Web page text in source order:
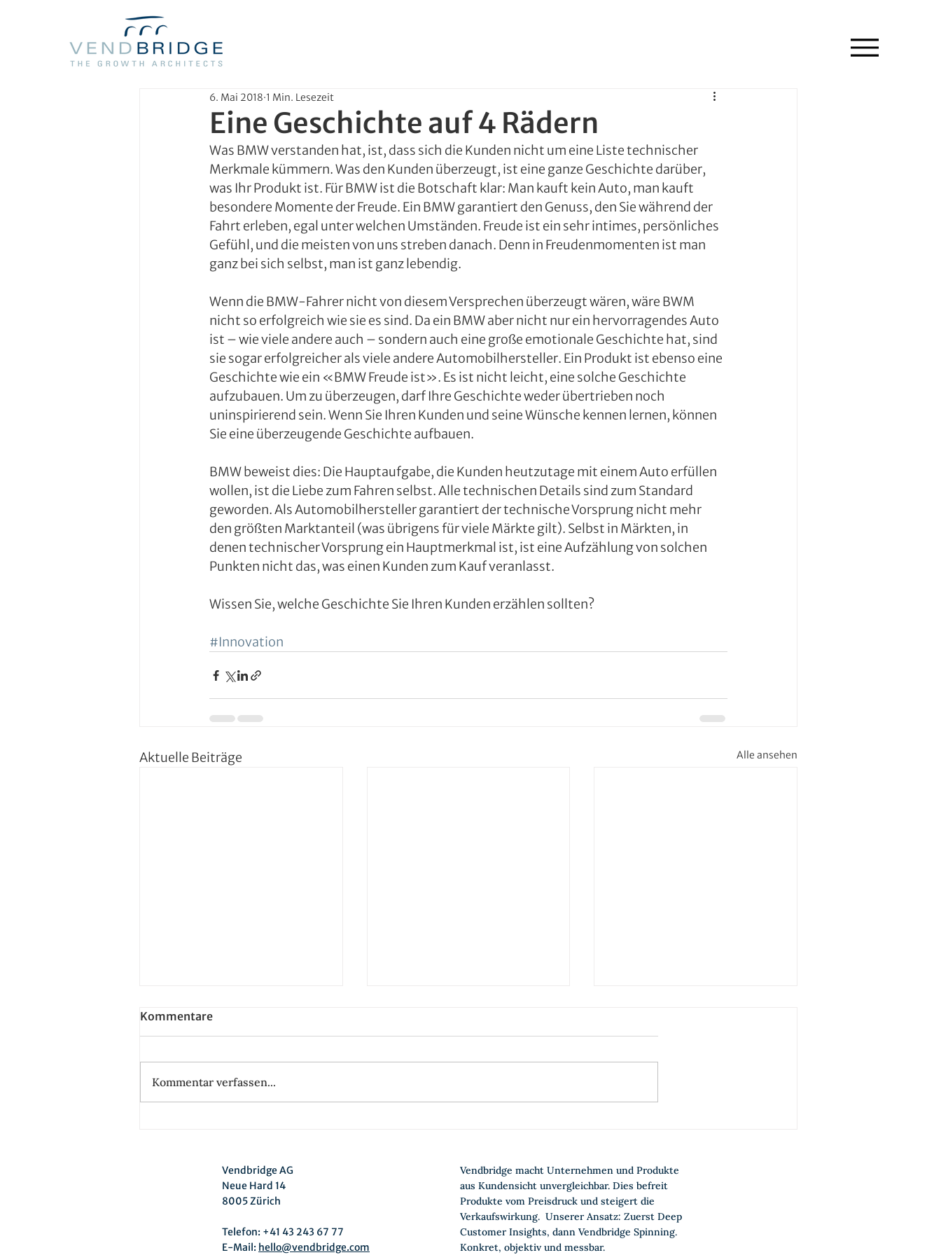
Eine Geschichte auf 4 Rädern
6. Mai 2018 1 Min. Lesezeit
Was BMW verstanden hat, ist, dass sich die Kunden nicht um eine Liste technischer
Merkmale kümmern. Was den Kunden überzeugt, ist eine ganze Geschichte darüber,
was Ihr Produkt ist. Für BMW ist die Botschaft klar: Man kauft kein Auto, man kauft
besondere Momente der Freude. Ein BMW garantiert den Genuss, den Sie während der
Fahrt erleben, egal unter welchen Umständen. Freude ist ein sehr intimes, persönliches
Gefühl, und die meisten von uns streben danach. Denn in Freudenmomenten ist man
ganz bei sich selbst, man ist ganz lebendig.
Wenn die BMW-Fahrer nicht von diesem Versprechen überzeugt wären, wäre BWM
nicht so erfolgreich wie sie es sind. Da ein BMW aber nicht nur ein hervorragendes Auto
ist – wie viele andere auch – sondern auch eine große emotionale Geschichte hat, sind
sie sogar erfolgreicher als viele andere Automobilhersteller. Ein Produkt ist ebenso eine
Geschichte wie ein «BMW Freude ist». Es ist nicht leicht, eine solche Geschichte
aufzubauen. Um zu überzeugen, darf Ihre Geschichte weder übertrieben noch
uninspirierend sein. Wenn Sie Ihren Kunden und seine Wünsche kennen lernen, können
Sie eine überzeugende Geschichte aufbauen.
BMW beweist dies: Die Hauptaufgabe, die Kunden heutzutage mit einem Auto erfüllen
wollen, ist die Liebe zum Fahren selbst. Alle technischen Details sind zum Standard
geworden. Als Automobilhersteller garantiert der technische Vorsprung nicht mehr
den größten Marktanteil (was übrigens für viele Märkte gilt). Selbst in Märkten, in
denen technischer Vorsprung ein Hauptmerkmal ist, ist eine Aufzählung von solchen
Punkten nicht das, was einen Kunden zum Kauf veranlasst.
Wissen Sie, welche Geschichte Sie Ihren Kunden erzählen sollten?
#Innovation
Aktuelle Beiträge Alle ansehen
Energie360
Kommentare
Kommentar verfassen...
Vendbridge AG
Neue Hard 14
8005 Zürich
Telefon: +41 43 243 67 77
E-Mail: hello@vendbridge.com
Vendbridge macht Unternehmen und Produkte
aus Kundensicht unvergleichbar. Dies befreit
Produkte vom Preisdruck und steigert die
Verkaufswirkung. Unserer Ansatz: Zuerst Deep
Customer Insights, dann Vendbridge Spinning.
Konkret, objektiv und messbar.